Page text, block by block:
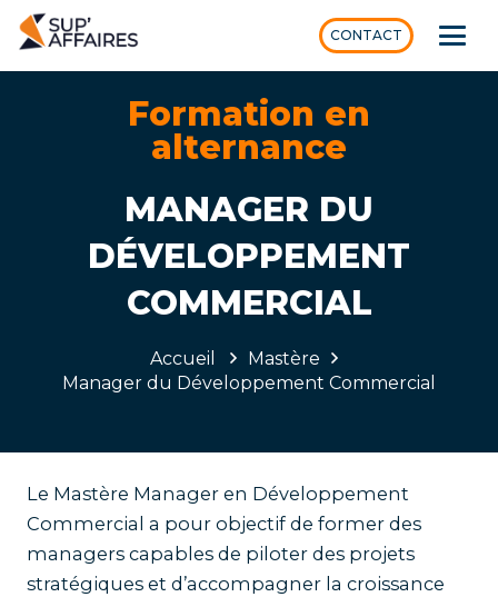
CONTACT
Formation en
alternance
MANAGER DU
DÉVELOPPEMENT
COMMERCIAL
Accueil
Mastère
Manager du Développement Commercial
Le Mastère Manager en Développement
Commercial a pour objectif de former des
managers capables de piloter des projets
stratégiques et d’accompagner la croissance